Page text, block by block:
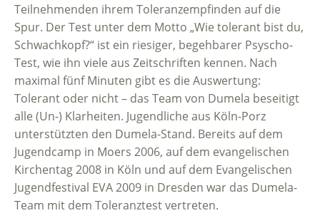
Teilnehmenden ihrem Toleranzempfinden auf die
Spur. Der Test unter dem Motto „Wie tolerant bist du,
Schwachkopf?“ ist ein riesiger, begehbarer Psyscho-
Test, wie ihn viele aus Zeitschriften kennen. Nach
maximal fünf Minuten gibt es die Auswertung:
Tolerant oder nicht – das Team von Dumela beseitigt
alle (Un-) Klarheiten. Jugendliche aus Köln-Porz
unterstützten den Dumela-Stand. Bereits auf dem
Jugendcamp in Moers 2006, auf dem evangelischen
Kirchentag 2008 in Köln und auf dem Evangelischen
Jugendfestival EVA 2009 in Dresden war das Dumela-
Team mit dem Toleranztest vertreten.